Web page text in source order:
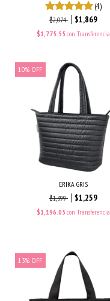
(4)
$2,074 $1,869
$1,775.55 con Transferencia
10% OFF
ERIKA GRIS
$1,399
$1,259
$1,196.05 con Transferencia
13% OFF